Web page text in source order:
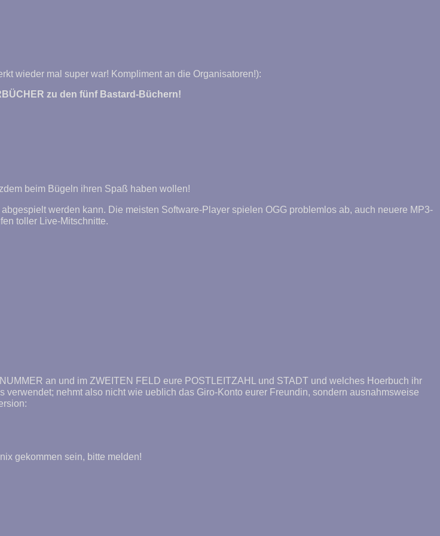
wieder mal super war! Kompliment an die Organisatoren!):
zu den fünf Bastard-Büchern!
beim Bügeln ihren Spaß haben wollen!
werden kann. Die meisten Software-Player spielen OGG problemlos ab, auch neuere MP3-
toller Live-Mitschnitte.
an und im ZWEITEN FELD eure POSTLEITZAHL und STADT und welches Hoerbuch ihr
nehmt also nicht wie ueblich das Giro-Konto eurer Freundin, sondern ausnahmsweise
gekommen sein, bitte melden!